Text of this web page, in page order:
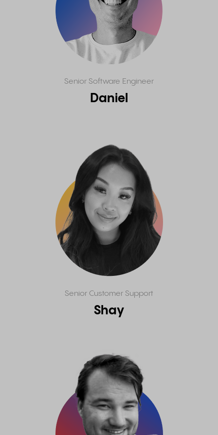
Senior Software Engineer
Daniel
Senior Customer Support
Shay